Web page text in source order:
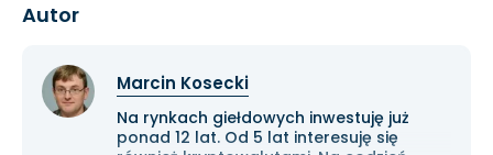
Autor
Marcin Kosecki
Na rynkach giełdowych inwestuję już
ponad 12 lat. Od 5 lat interesuję się